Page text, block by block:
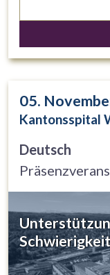
05.
Kantonsspital
Deutsch